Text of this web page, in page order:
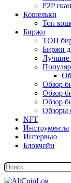
P2P
Кошельки
Топ
Биржи
ТОП
Биржи
Лучшие
Обзор
Обзор
Обзор
Обзоры
NFT
Инструменты
Интервью
Блокчейн